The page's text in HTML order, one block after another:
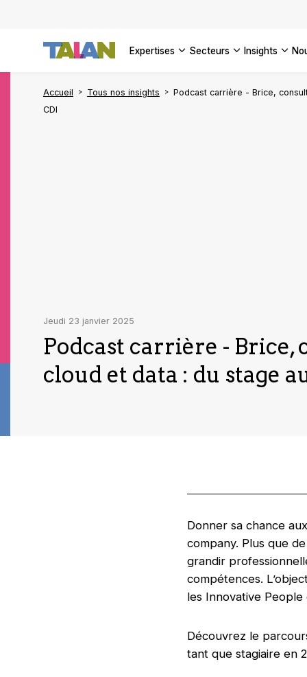
expertises secteurs insights
VOIR
VOIR
Accueil Tous nos insights
Podcast carrière - Brice,
CDI
jeudi 23 janvier 2025
Podcast carrière - Brice,
cloud et data : du stage
Donner sa chance
company. Plus que
grandir
compétences.
les Innovative People
Découvrez le
tant que stagiaire en